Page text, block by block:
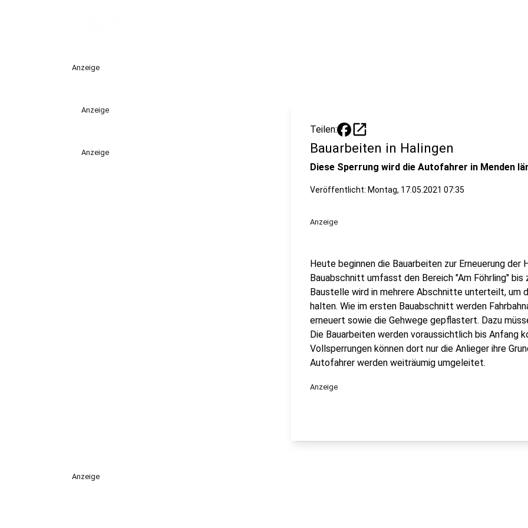
Anzeige
Anzeige
Anzeige
Teilen: open_in_new
Bauarbeiten in Halingen
Diese Sperrung wird die Autofahrer in Menden
Veröffentlicht: Montag, 17.05.2021 07:35
Anzeige
Heute beginnen die Bauarbeiten zur Erneuerung
Bauabschnitt umfasst den Bereich "Am Föhrling" bis
Baustelle wird in mehrere Abschnitte unterteilt, um
halten. Wie im ersten Bauabschnitt werden
erneuert sowie die Gehwege gepflastert. Dazu
Die Bauarbeiten werden voraussichtlich bis Anfang
Vollsperrungen können dort nur die Anlieger ihre
Autofahrer werden weiträumig umgeleitet.
Anzeige
Anzeige